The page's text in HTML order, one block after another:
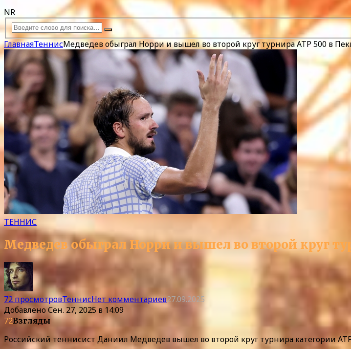
NR
ГлавнаяТеннисМедведев обыграл Норри и вышел во второй круг турнира ATP 500 в
ТЕННИС
Медведев обыграл Норри и вышел во второй круг
72 просмотровТеннисНет комментариев27.09.2025
ДобавленоСен. 27, 2025 в 14:09
72Взгляды
Российский теннисист Даниил Медведев вышел во второй круг турнира категории